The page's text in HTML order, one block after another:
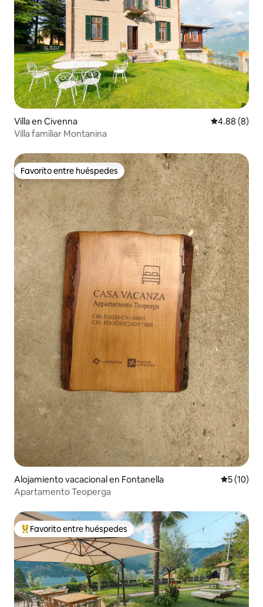
Villa en Civenna Calificación
4.88 (8)
Villa familiar Montanina
Favorito entre huéspedes
Favorito entre huéspedes
Alojamiento vacacional en Fontanella
5 (10)
Apartamento Teoperga
Favorito entre huéspedes preferido
Favorito entre huéspedes